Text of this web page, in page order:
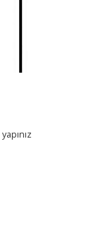
yapınız